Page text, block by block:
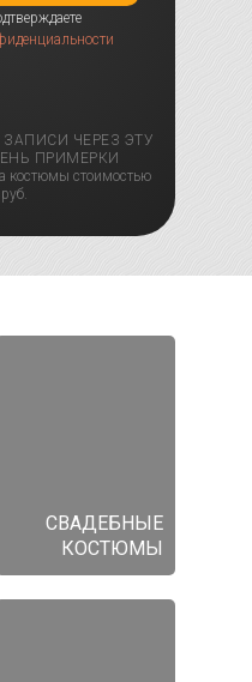
ЧЕРЕЗ ЭТУ
ПРИМЕРКИ
костюмы стоимостью
СВАДЕБНЫЕ
КОСТЮМЫ